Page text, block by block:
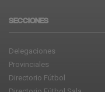
SECCIONES
Delegaciones
Provinciales
Directorio Fútbol